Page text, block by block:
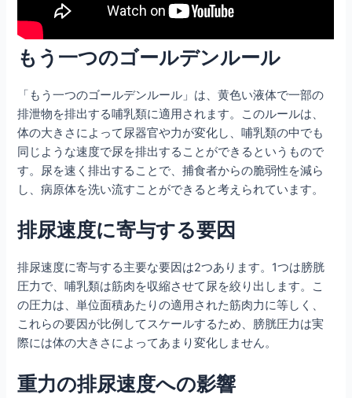
もう一つのゴールデンルール
「もう一つのゴールデンルール」は、黄色い液体で一部の
排泄物を排出する哺乳類に適用されます。このルールは、
体の大きさによって尿器官や力が変化し、哺乳類の中でも
同じような速度で尿を排出することができるというもので
す。尿を速く排出することで、捕食者からの脆弱性を減ら
し、病原体を洗い流すことができると考えられています。
排尿速度に寄与する要因
排尿速度に寄与する主要な要因は2つあります。1つは膀胱
圧力で、哺乳類は筋肉を収縮させて尿を絞り出します。こ
の圧力は、単位面積あたりの適用された筋肉力に等しく、
これらの要因が比例してスケールするため、膀胱圧力は実
際には体の大きさによってあまり変化しません。
重力の排尿速度への影響